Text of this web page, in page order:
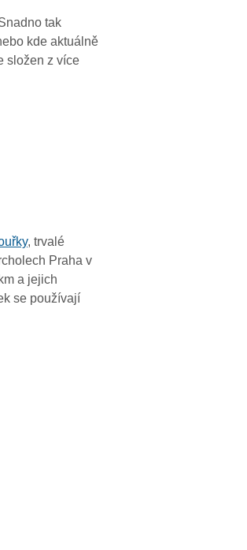
06:30
06:20
06:10
04:30
04:20
04:10
04:00
tak
kde aktuálně
složen z více
, trvalé
Praha v
a jejich
se používají